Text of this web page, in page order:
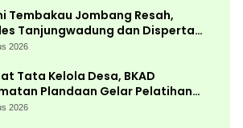
Tembakau Jombang Resah,
Tanjungwadung dan Disperta
Cepat
2026
Tata Kelola Desa, BKAD
Plandaan Gelar Pelatihan
Pemdes
2026